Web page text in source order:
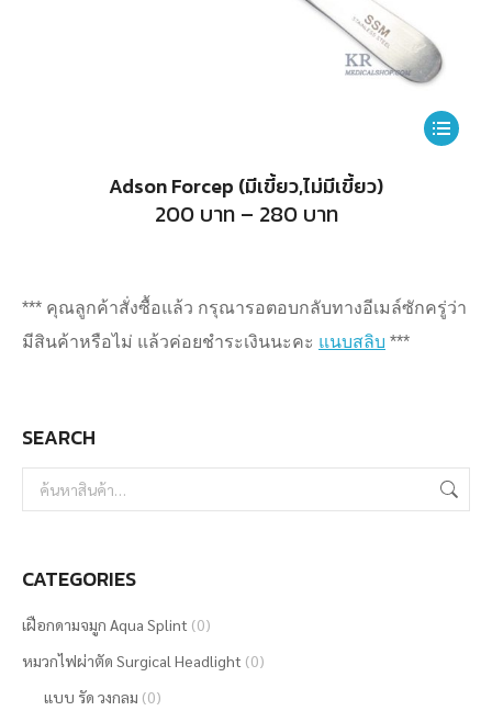
This
The
on
the
Adson Forcep (มีเขี้ยว,ไม่มีเขี้ยว)
200บาท – 280บาทPrice
range:
280
บาท
*** คุณลูกค้าสั่งซื้อแล้ว กรุณารอตอบกลับทางอีเมล์ซักครู่ว่า
มีสินค้าหรือไม่ แล้วค่อยชำระเงินนะคะ แนบสลิบ ***
SEARCH
CATEGORIES
เฝือกดามจมูก Aqua Splint (0)
หมวกไฟผ่าตัด Surgical Headlight (0)
แบบ รัด วงกลม (0)